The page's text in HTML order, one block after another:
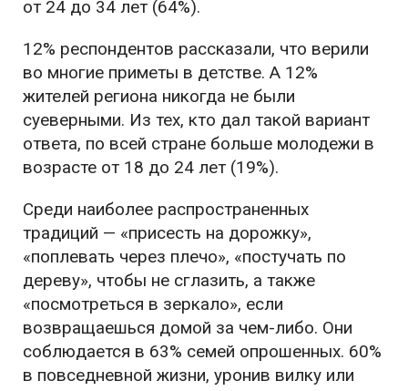
от 24 до 34 лет (64%).
12% респондентов рассказали, что верили
во многие приметы в детстве. А 12%
жителей региона никогда не были
суеверными. Из тех, кто дал такой вариант
ответа, по всей стране больше молодежи в
возрасте от 18 до 24 лет (19%).
Среди наиболее распространенных
традиций — «присесть на дорожку»,
«поплевать через плечо», «постучать по
дереву», чтобы не сглазить, а также
«посмотреться в зеркало», если
возвращаешься домой за чем-либо. Они
соблюдается в 63% семей опрошенных. 60%
в повседневной жизни, уронив вилку или